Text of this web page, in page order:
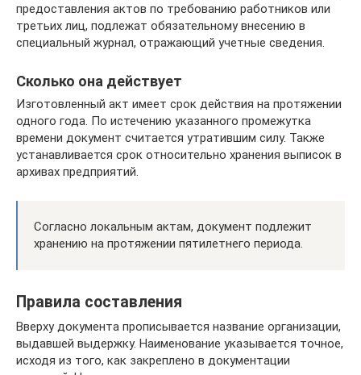
предоставления актов по требованию работников или
третьих лиц, подлежат обязательному внесению в
специальный журнал, отражающий учетные сведения.
Сколько она действует
Изготовленный акт имеет срок действия на протяжении
одного года. По истечению указанного промежутка
времени документ считается утратившим силу. Также
устанавливается срок относительно хранения выписок в
архивах предприятий.
Согласно локальным актам, документ подлежит
хранению на протяжении пятилетнего периода.
Правила составления
Вверху документа прописывается название организации,
выдавшей выдержку. Наименование указывается точное,
исходя из того, как закреплено в документации